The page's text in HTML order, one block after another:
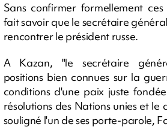
Sans confirmer formellement
fait savoir que le secrétaire
rencontrer le président russe.
A Kazan, "le secrétaire
positions bien connues sur la
conditions d'une paix juste
résolutions des Nations unies et
souligné l'un de ses porte-parole,